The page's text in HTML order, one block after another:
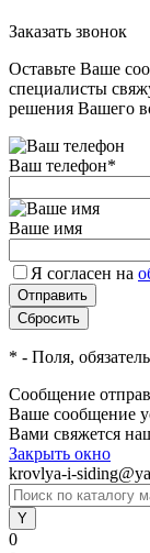
Заказать звонок
Оставьте Ваше
специалисты
решения Вашего
Ваш телефон*
Ваше имя
Я согласен на
* - Поля,
Сообщение
Ваше сообщение
Вами свяжется
Закрыть окно
krovlya-i-
0